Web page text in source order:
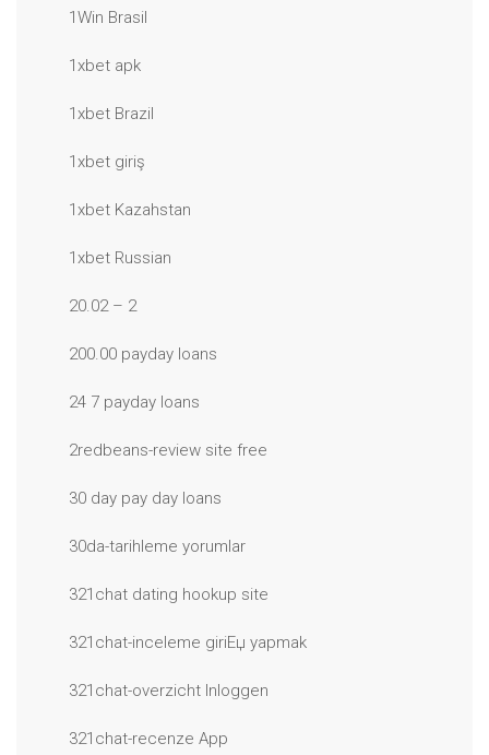
1Win Brasil
1xbet apk
1xbet Brazil
1xbet giriş
1xbet Kazahstan
1xbet Russian
20.02 – 2
200.00 payday loans
24 7 payday loans
2redbeans-review site free
30 day pay day loans
30da-tarihleme yorumlar
321chat dating hookup site
321chat-inceleme giriЕџ yapmak
321chat-overzicht Inloggen
321chat-recenze App